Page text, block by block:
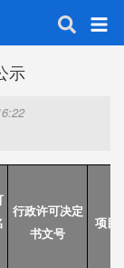
示
行政许可决定
书文号
项目